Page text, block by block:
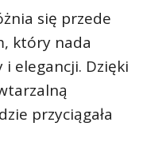
się przede
który nada
elegancji. Dzięki
przyciągała